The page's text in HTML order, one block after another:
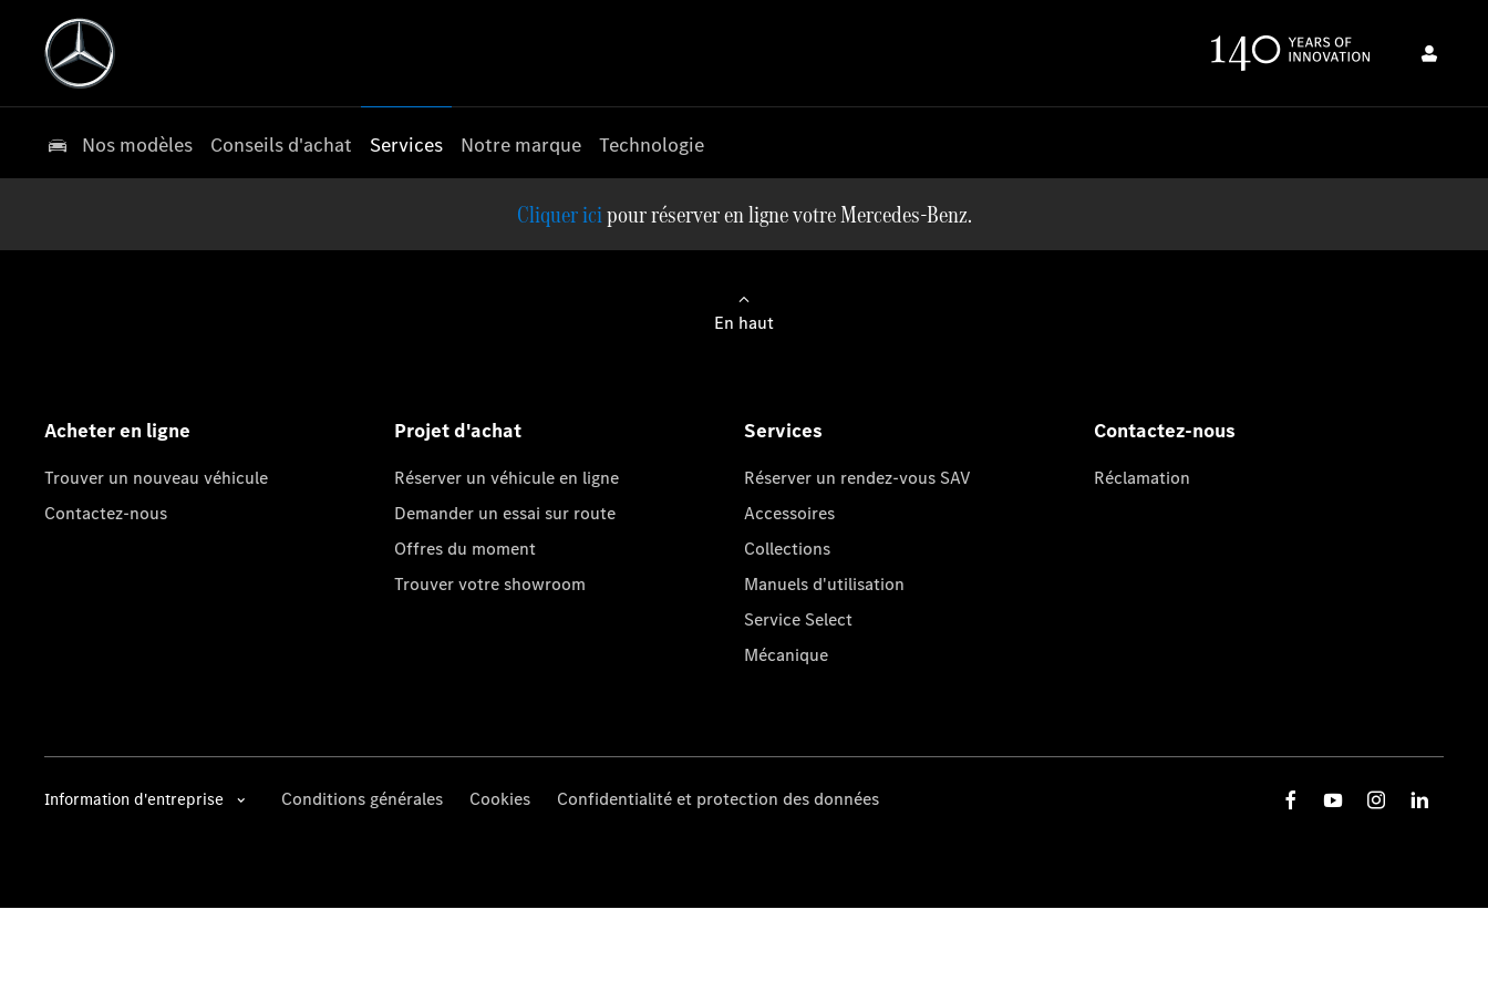
Nos modèles Conseils d'achat Services Notre marque Technologie
pour réserver en ligne votre Mercedes-Benz.
En haut
Acheter en ligne
Trouver un nouveau véhicule
Contactez-nous
Projet d'achat
Réserver un véhicule en ligne
Demander un essai sur route
Offres du moment
Trouver votre showroom
Services
Réserver un rendez-vous SAV
Accessoires
Collections
Manuels d'utilisation
Service Select
Mécanique
Contactez-nous
Réclamation
Information d'entreprise Conditions générales Cookies Confidentialité et protection des données